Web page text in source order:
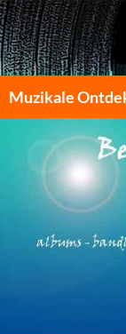
Muzikale
INHOUD